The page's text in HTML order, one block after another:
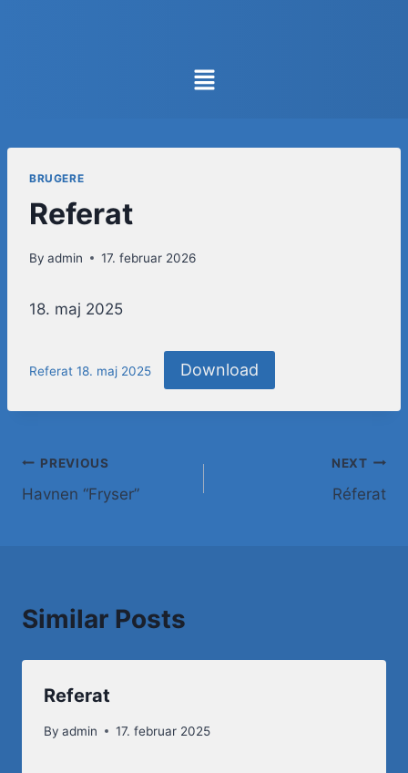
BRUGERE
Referat
By admin 17. februar 2026
18. maj 2025
Referat 18. maj 2025 Download
PREVIOUS
Havnen “Fryser”
NEXT
Réferat
Similar Posts
Referat
By admin 17. februar 2025